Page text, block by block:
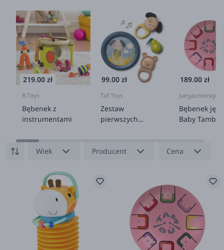
219.00 zł
B.Toys
Bębenek z
instrumentami
99.00 zł
Taf Toys
Zestaw
pierwszych
189.00 zł
Juegaconmigo
Bębenek
Baby Tambu
Wiek
Producent Cena